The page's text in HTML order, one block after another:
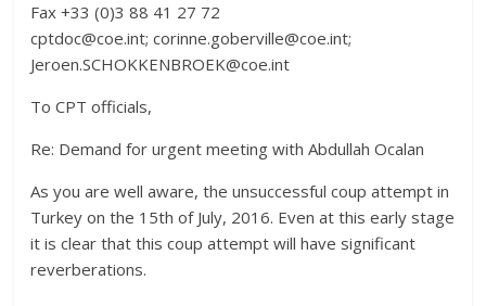
Fax +33 (0)3 88 41 27 72
cptdoc@coe.int; corinne.goberville@coe.int;
Jeroen.SCHOKKENBROEK@coe.int
To CPT officials,
Re: Demand for urgent meeting with Abdullah Ocalan
As you are well aware, the unsuccessful coup attempt in
Turkey on the 15th of July, 2016. Even at this early stage
it is clear that this coup attempt will have significant
reverberations.